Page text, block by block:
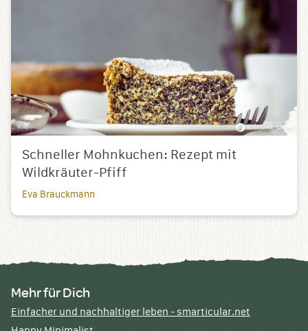
Schneller Mohnkuchen: Rezept mit
Wildkräuter-Pfiff
Eva Brauckmann
Mehr für Dich
Einfacher und nachhaltiger leben - smarticular.net